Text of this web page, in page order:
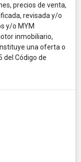
precios de venta,
revisada y/o
y/o MYM
inmobiliario,
una oferta o
del Código de